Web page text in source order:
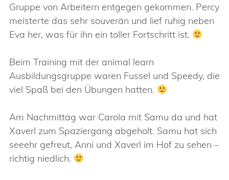
Gruppe von Arbeitern entgegen gekommen. Percy
meisterte das sehr souverän und lief ruhig neben
Eva her, was für ihn ein toller Fortschritt ist.
Beim Training mit der animal learn
Ausbildungsgruppe waren Fussel und Speedy, die
viel Spaß bei den Übungen hatten.
Am Nachmittag war Carola mit Samu da und hat
Xaverl zum Spaziergang abgeholt. Samu hat sich
seeehr gefreut, Anni und Xaverl im Hof zu sehen –
richtig niedlich.